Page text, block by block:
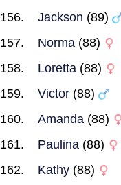
Jackson (89)
Norma (88)
Loretta (88)
Victor (88)
Amanda (88)
Paulina (88)
Kathy (88)